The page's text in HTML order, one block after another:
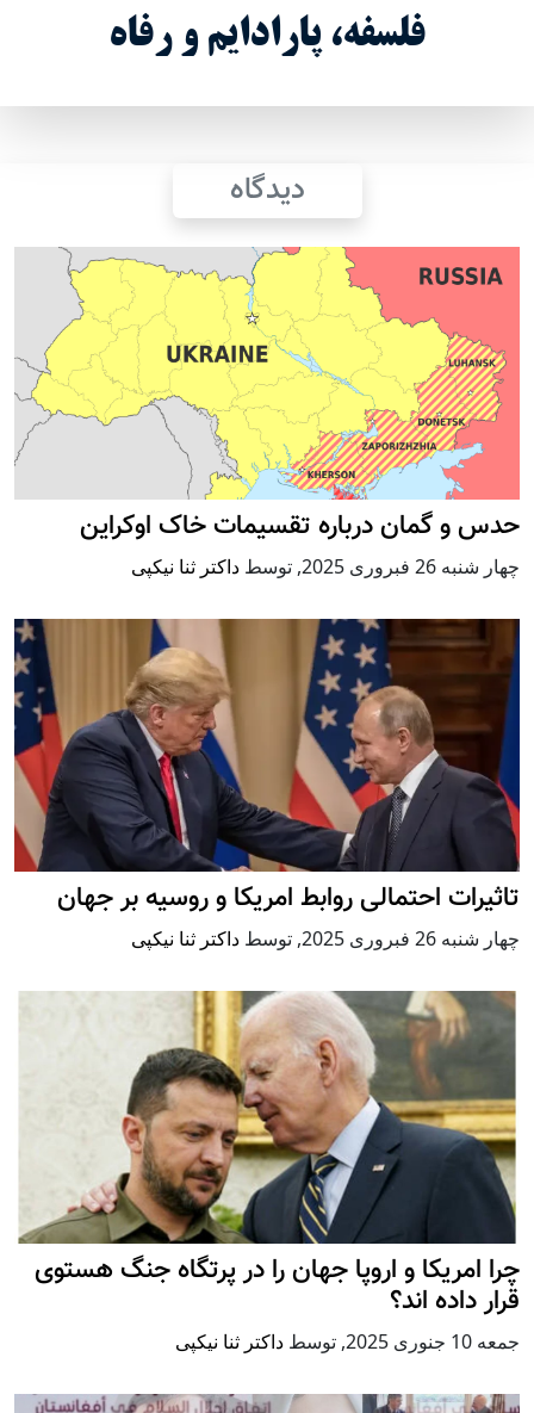
فلسفه، پارادایم و رفاه
دیدگاه
حدس و گمان درباره تقسیمات خاک اوکراین
چهار شنبه 26 فبروری 2025 , توسط داکتر ثنا نیکپی
تاثیرات احتمالی روابط امریکا و روسیه بر جهان
چهار شنبه 26 فبروری 2025 , توسط داکتر ثنا نیکپی
چرا امریکا و اروپا جهان را در پرتگاه جنگ هستوی
قرار داده اند؟
جمعه 10 جنوری 2025 , توسط داکتر ثنا نیکپی